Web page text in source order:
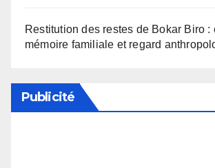
Restitution des restes de Bokar Biro :
mémoire familiale et regard
Publicité